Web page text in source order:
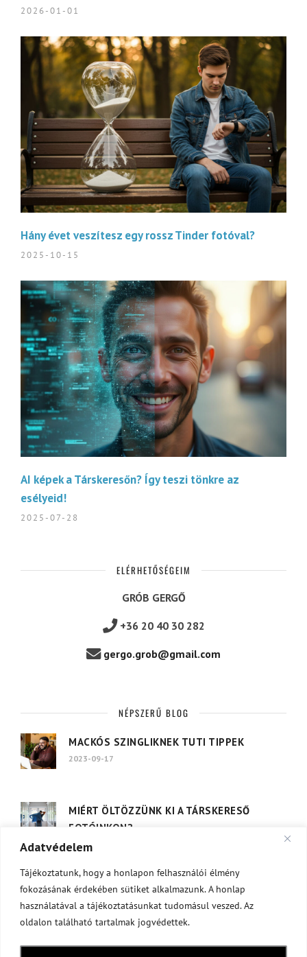
Adatvédelem
Tájékoztatunk, hogy a honlapon felhasználói élmény
fokozásának érdekében sütiket alkalmazunk. A honlap
használatával a tájékoztatásunkat tudomásul veszed. Az
oldalon található tartalmak jogvédettek.
2026-01-01
Hány évet veszítesz egy rossz Tinder fotóval?
2025-10-15
AI képek a Társkeresőn? Így teszi tönkre az
esélyeid!
2025-07-28
ELÉRHETŐSÉGEIM
GRÓB GERGŐ
+36 20 40 30 282
gergo.grob@gmail.com
NÉPSZERŰ BLOG
MACKÓS SZINGLIKNEK TUTI TIPPEK
2023-09-17
MIÉRT ÖLTÖZZÜNK KI A TÁRSKERESŐ
FOTÓINKON?
2023-09-05
CÍMKÉK
Társkereső Fotózás